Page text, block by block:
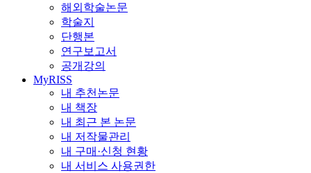
해외학술논문
학술지
단행본
연구보고서
공개강의
MyRISS
내 추천논문
내 책장
내 최근 본 논문
내 저작물관리
내 구매·신청 현황
내 서비스 사용권한